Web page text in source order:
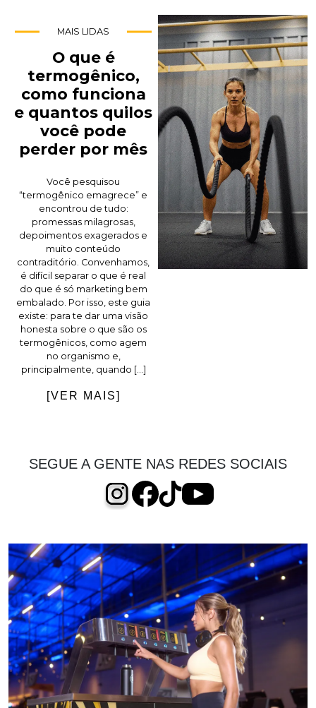
MAIS LIDAS
O que é
termogênico,
como funciona
e quantos quilos
você pode
perder por mês
Você pesquisou
“termogênico emagrece” e
encontrou de tudo:
promessas milagrosas,
depoimentos exagerados e
muito conteúdo
contraditório. Convenhamos,
é difícil separar o que é real
do que é só marketing bem
embalado. Por isso, este guia
existe: para te dar uma visão
honesta sobre o que são os
termogênicos, como agem
no organismo e,
principalmente, quando […]
[VER MAIS]
SEGUE A GENTE NAS REDES SOCIAIS